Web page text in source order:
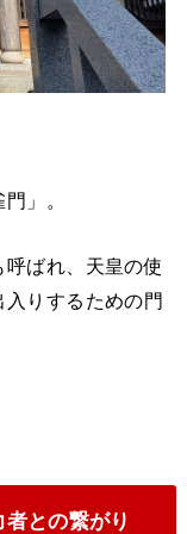
」。
ばれ、天皇の使
りするための門
との繋がり